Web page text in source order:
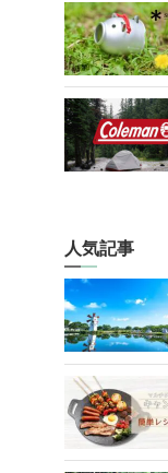
人気記事